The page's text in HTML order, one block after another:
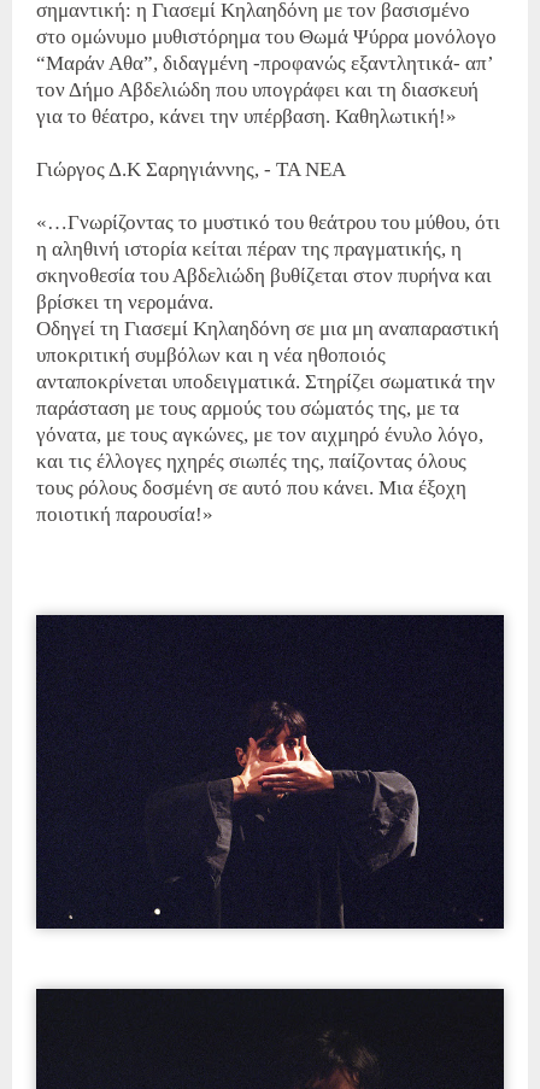
σημαντική: η Γιασεμί Κηλαηδόνη με τον βασισμένο
στο ομώνυμο μυθιστόρημα του Θωμά Ψύρρα μονόλογο
“Μαράν Αθα”, διδαγμένη -προφανώς εξαντλητικά- απ’
τον Δήμο Αβδελιώδη που υπογράφει και τη διασκευή
για το θέατρο, κάνει την υπέρβαση. Καθηλωτική!»
Γιώργος Δ.Κ Σαρηγιάννης, - ΤΑ ΝΕΑ
«…Γνωρίζοντας το μυστικό του θεάτρου του μύθου, ότι
η αληθινή ιστορία κείται πέραν της πραγματικής, η
σκηνοθεσία του Αβδελιώδη βυθίζεται στον πυρήνα και
βρίσκει τη νερομάνα.
Οδηγεί τη Γιασεμί Κηλαηδόνη σε μια μη αναπαραστική
υποκριτική συμβόλων και η νέα ηθοποιός
ανταποκρίνεται υποδειγματικά. Στηρίζει σωματικά την
παράσταση με τους αρμούς του σώματός της, με τα
γόνατα, με τους αγκώνες, με τον αιχμηρό ένυλο λόγο,
και τις έλλογες ηχηρές σιωπές της, παίζοντας όλους
τους ρόλους δοσμένη σε αυτό που κάνει. Μια έξοχη
ποιοτική παρουσία!»